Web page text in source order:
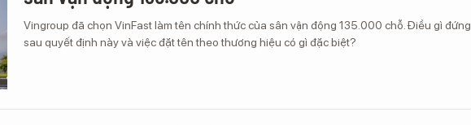
Vingroup đã chọn VinFast làm tên chính thức của sân vận động 135.000 chỗ. Điều gì đứng
sau quyết định này và việc đặt tên theo thương hiệu có gì đặc biệt?